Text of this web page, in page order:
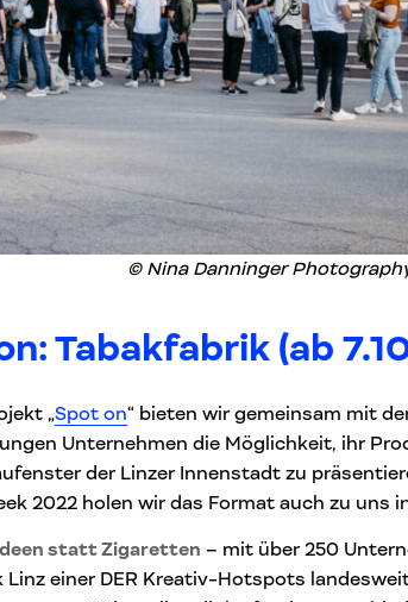
© Nina Danninger
Tabakfabrik (ab
„Spot on“ bieten wir gemeinsam mit
Unternehmen die Möglichkeit, ihr
der Linzer Innenstadt zu
2022 holen wir das Format auch zu uns
statt Zigaretten – mit über 250
Linz einer DER Kreativ-Hotspots